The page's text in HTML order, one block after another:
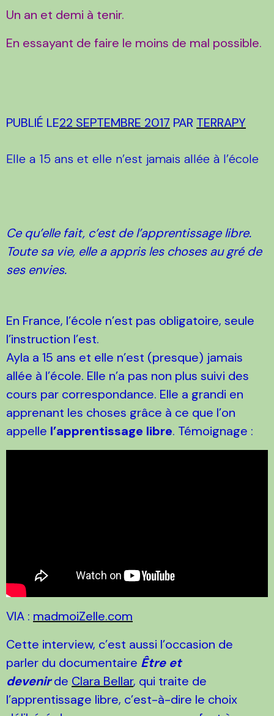
Un an et demi à tenir.
En essayant de faire le moins de mal possible.
PUBLIÉ LE22 SEPTEMBRE 2017 PAR TERRAPY
Elle a 15 ans et elle n’est jamais allée à l’école
Ce qu’elle fait, c’est de l’apprentissage libre.
Toute sa vie, elle a appris les choses au gré de
ses envies.
En France, l’école n’est pas obligatoire, seule
l’instruction l’est.
Ayla a 15 ans et elle n’est (presque) jamais
allée à l’école. Elle n’a pas non plus suivi des
cours par correspondance. Elle a grandi en
apprenant les choses grâce à ce que l’on
appelle l’apprentissage libre. Témoignage :
VIA : madmoiZelle.com
Cette interview, c’est aussi l’occasion de
parler du documentaire Être et
devenirde Clara Bellar, qui traite de
l’apprentissage libre, c’est-à-dire le choix